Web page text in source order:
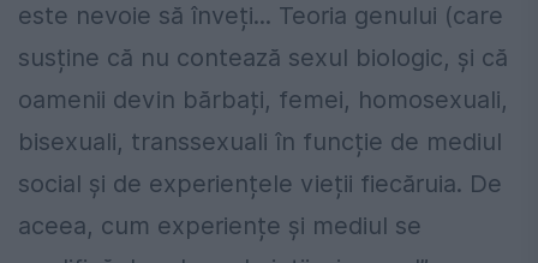
este nevoie să înveți... Teoria genului (care
susține că nu contează sexul biologic, și că
oamenii devin bărbați, femei, homosexuali,
bisexuali, transsexuali în funcție de mediul
social și de experiențele vieții fiecăruia. De
aceea, cum experiențe și mediul se